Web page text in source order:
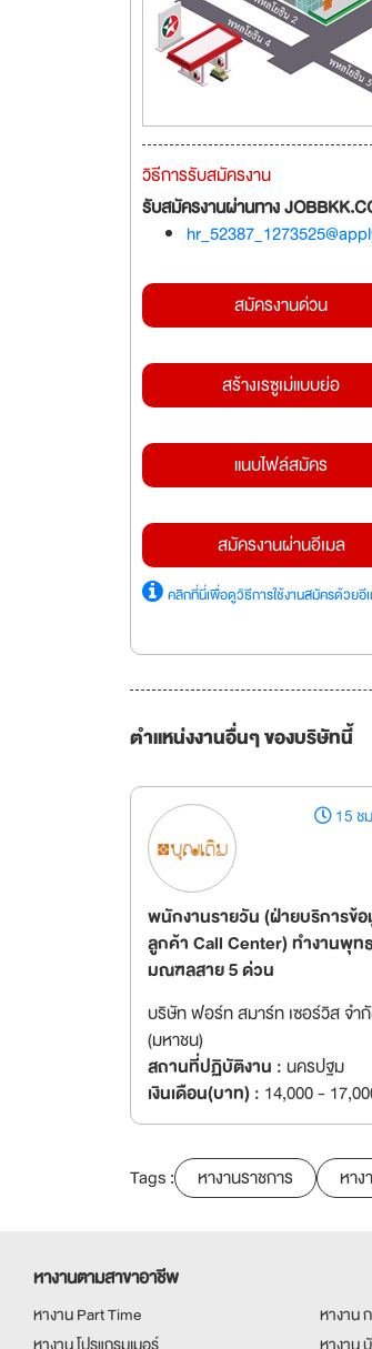
วิธีการรับสมัครงาน
รับสมัครงานผ่านทาง
สมัครงานด่วน
สร้างเรซูเม่แบบย่อ
แนบไฟล์สมัคร
สมัครงานผ่านอีเมล
คลิกที่นี่เพื่อดูวิธีการใช้งานสมัครด้วยอี
ตำแหน่งงานอื่นๆ ของบริษัทนี้
15 ช
พนักงานรายวัน (ฝ่ายบริการข้
ลูกค้า Call Center) ทำงานพุท
มณฑลสาย 5 ด่วน
บริษัท ฟอร์ท สมาร์ท เซอร์วิส จำ
(มหาชน)
สถานที่ปฏิบัติงาน : นครปฐม
เงินเดือน(บาท) : 14,000 -
Tags : หางานราชการ หาง
หางานตามสาขาอาชีพ
หางาน Part Time
หางาน